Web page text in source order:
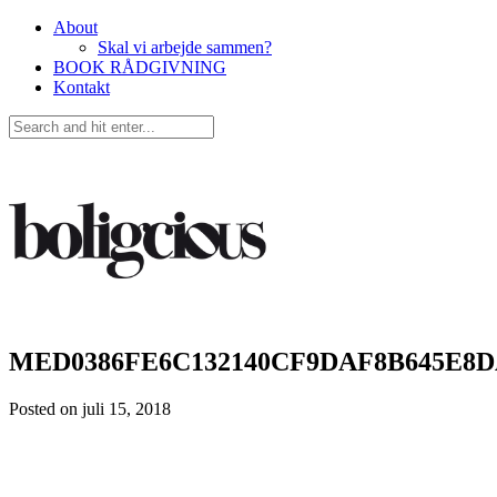
About
Skal vi arbejde sammen?
BOOK RÅDGIVNING
Kontakt
Posted on juli 15, 2018